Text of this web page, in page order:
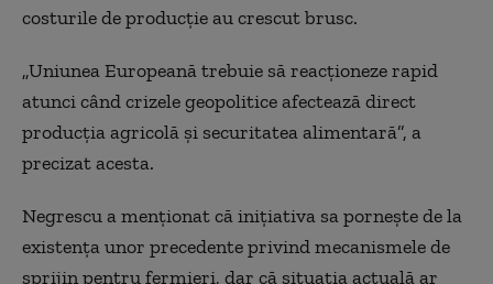
costurile de producție au crescut brusc.
„Uniunea Europeană trebuie să reacționeze rapid
atunci când crizele geopolitice afectează direct
producția agricolă și securitatea alimentară”, a
precizat acesta.
Negrescu a menționat că inițiativa sa pornește de la
existența unor precedente privind mecanismele de
sprijin pentru fermieri, dar că situația actuală ar